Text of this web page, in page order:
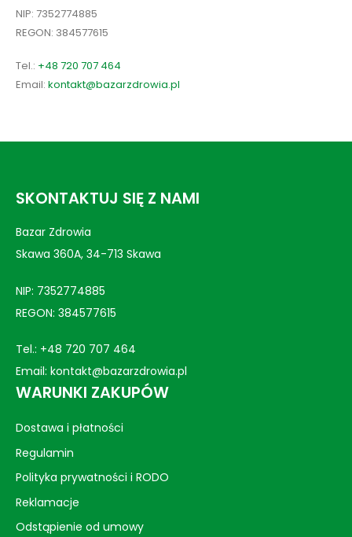
NIP: 7352774885
REGON: 384577615
Tel.: +48 720 707 464
Email: kontakt@bazarzdrowia.pl
SKONTAKTUJ SIĘ Z NAMI
Bazar Zdrowia
Skawa 360A, 34-713 Skawa
NIP: 7352774885
REGON: 384577615
Tel.: +48 720 707 464
Email: kontakt@bazarzdrowia.pl
WARUNKI ZAKUPÓW
Dostawa i płatności
Regulamin
Polityka prywatności i RODO
Reklamacje
Odstąpienie od umowy